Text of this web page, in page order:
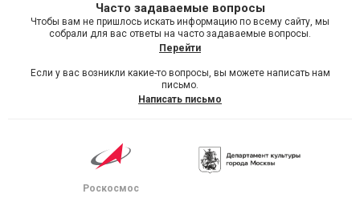
Часто задаваемые вопросы
Чтобы вам не пришлось искать информацию по всему сайту, мы
собрали для вас ответы на часто задаваемые вопросы.
Перейти
Если у вас возникли какие-то вопросы, вы можете написать нам
письмо.
Написать письмо
Роскосмос